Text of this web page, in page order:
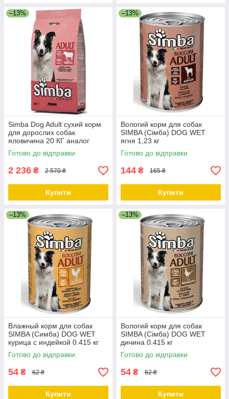
–13%
Simba Dog Adult сухий корм
для дорослих собак
яловичина 20 КГ аналог
Royal Canin Club CC Adult
Готово до відправки
2 236 ₴ 2 570 ₴
Купити
–13%
Вологий корм для собак
SIMBA (Сімба) DOG WET
ягня 1,23 кг
Готово до відправки
144 ₴ 165 ₴
Купити
–13%
Влажный корм для собак
SIMBA (Симба) DOG WET
курица с индейкой 0.415 кг
Готово до відправки
54 ₴ 62 ₴
Купити
–13%
Вологий корм для собак
SIMBA (Сімба) DOG WET
дичина 0.415 кг
Готово до відправки
54 ₴ 62 ₴
Купити